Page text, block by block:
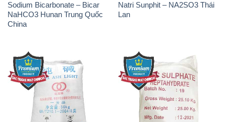
Sodium Bicarbonate – Bicar
NaHCO3 Hunan Trung Quốc
China
Natri Sunphit – NA2SO3 Thái
Lan